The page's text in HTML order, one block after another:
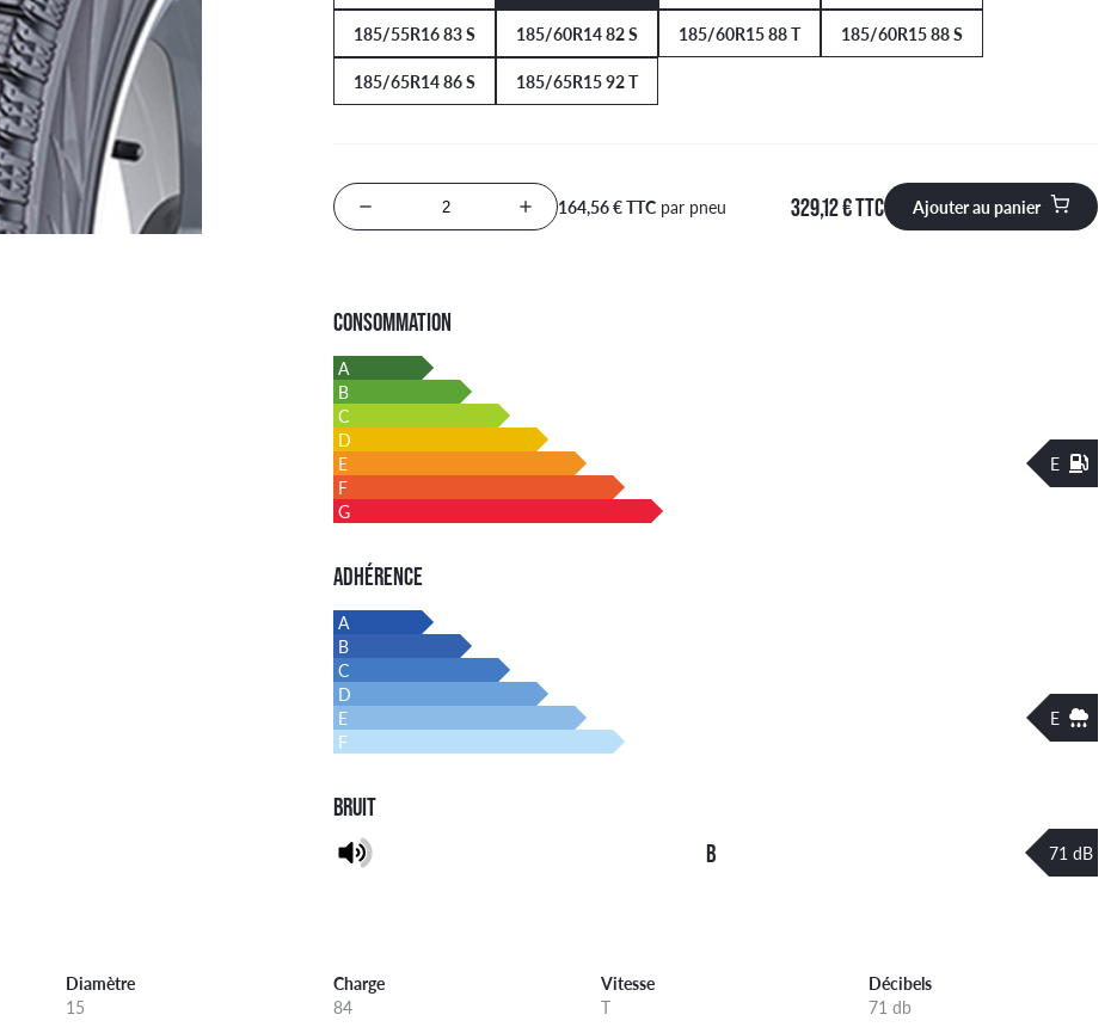
185/55R16 83 S
185/60R14 82 S 185/60R15 88 T
185/60R15 88 S
185/65R14 86 S
185/65R15 92 T
Nombre de produits à ajouter au panier
164,56 € TTC par pneu 329,12 € TTC Ajouter au panier
CONSOMMATION
A
B
C
D
E
E
F
G
ADHÉRENCE
A
B
C
D
E
E
F
BRUIT
B
71 dB
Diamètre
15
Charge
84
Vitesse
T
Décibels
71 db